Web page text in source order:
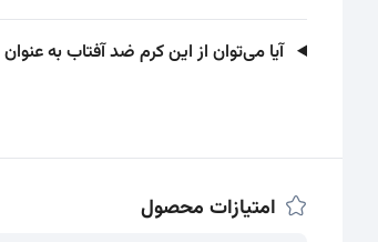
آیا می‌توان از این کرم ضد آفتاب به
امتیازات محصول